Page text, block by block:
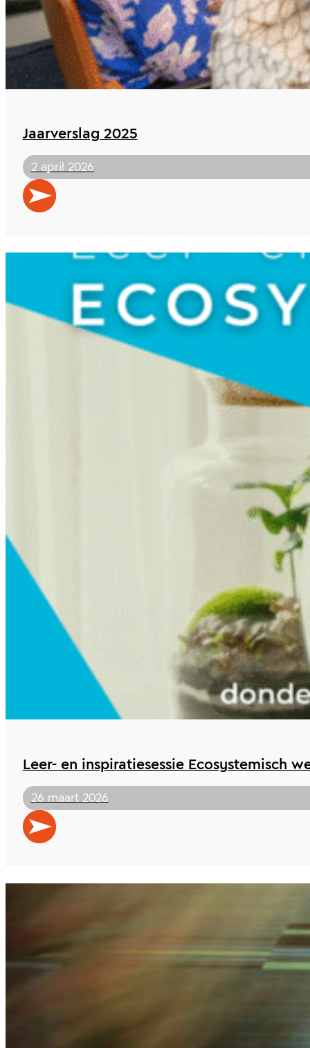
Jaarverslag 2025
2 april 2026
Leer- en inspiratiesessie Ecosystemisch
26 maart 2026